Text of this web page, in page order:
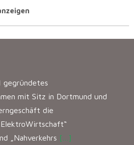
gegründetes
mit Sitz in Dortmund und
die
„Nahverkehrs […]